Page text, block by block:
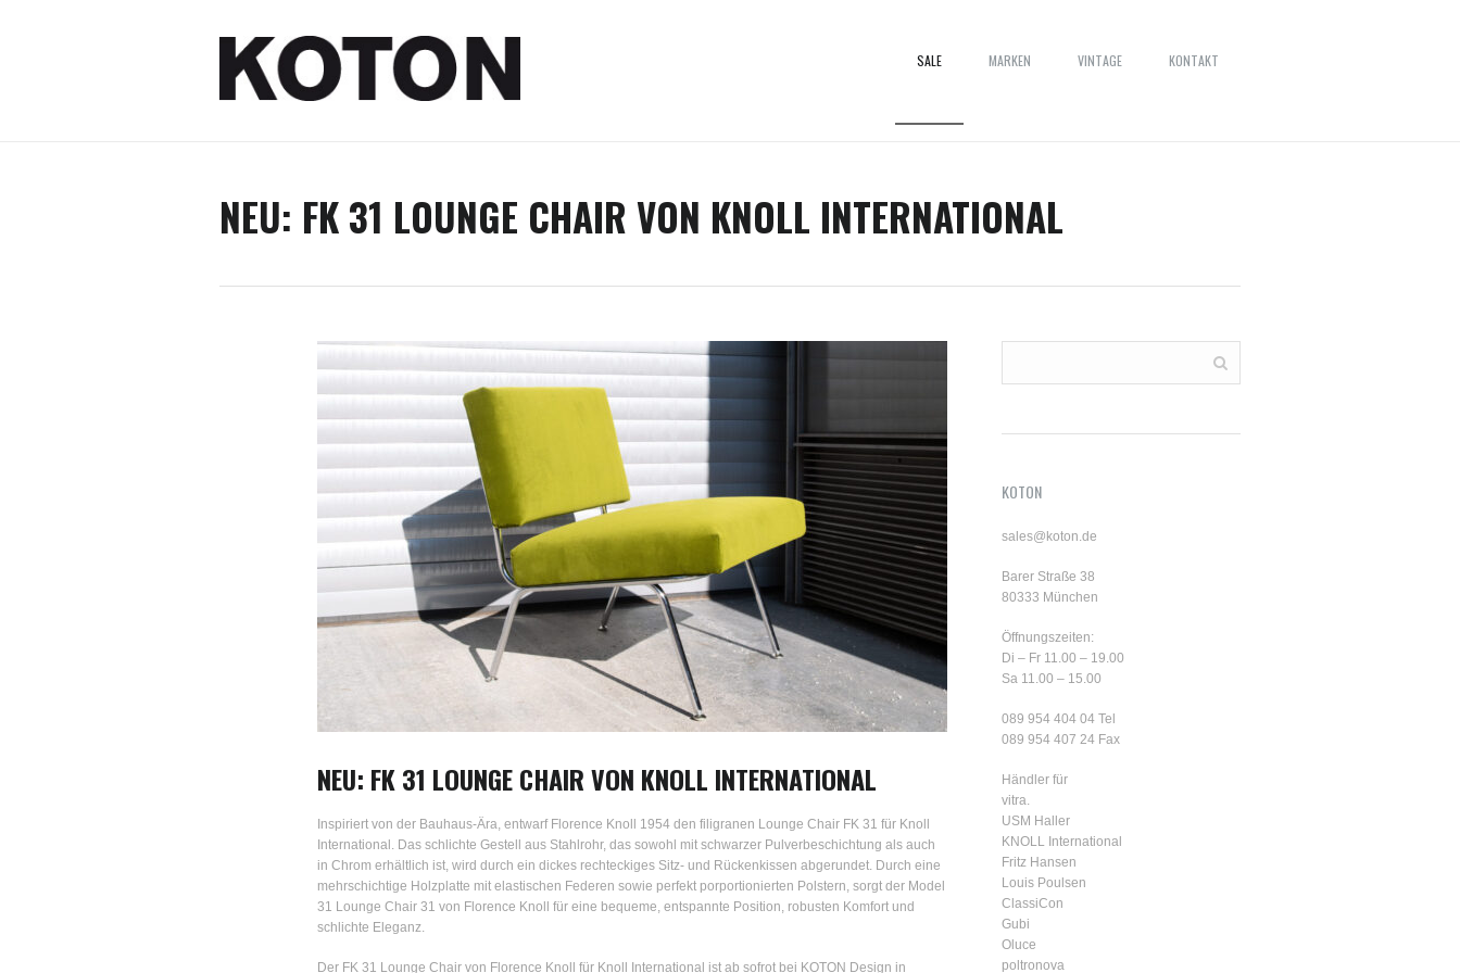
SALE MARKEN VINTAGE KONTAKT
NEU: FK 31 LOUNGE CHAIR VON KNOLL INTERNATIONAL
NEU: FK 31 LOUNGE CHAIR VON KNOLL INTERNATIONAL
Inspiriert von der Bauhaus-Ära, entwarf Florence Knoll 1954 den filigranen Lounge Chair FK 31 für Knoll
International. Das schlichte Gestell aus Stahlrohr, das sowohl mit schwarzer Pulverbeschichtung als auch
in Chrom erhältlich ist, wird durch ein dickes rechteckiges Sitz- und Rückenkissen abgerundet. Durch eine
mehrschichtige Holzplatte mit elastischen Federen sowie perfekt porportionierten Polstern, sorgt der Model
31 Lounge Chair 31 von Florence Knoll für eine bequeme, entspannte Position, robusten Komfort und
schlichte Eleganz.
Der FK 31 Lounge Chair von Florence Knoll für Knoll International ist ab sofrot bei KOTON Design in
KOTON
sales@koton.de
Barer Straße 38
80333 München
Öffnungszeiten:
Di – Fr 11.00 – 19.00
Sa 11.00 – 15.00
089 954 404 04 Tel
089 954 407 24 Fax
Händler für
vitra.
USM Haller
KNOLL International
Fritz Hansen
Louis Poulsen
ClassiCon
Gubi
Oluce
poltronova